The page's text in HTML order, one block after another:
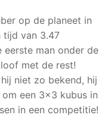
op de planeet in
tijd van 3.47
eerste man onder de
met de rest!
niet zo bekend, hij
een ​​3×3 kubus in
in een competitie!